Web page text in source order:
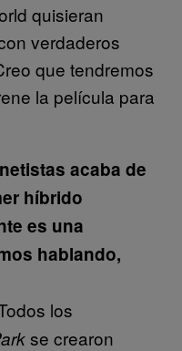
quisieran
verdaderos
que tendremos
la película para
acaba de
híbrido
es una
hablando,
los
se crearon